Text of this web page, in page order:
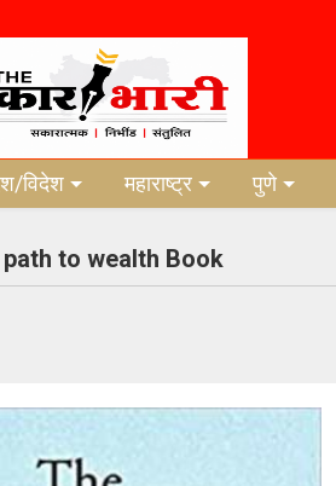
विदेश महाराष्ट्र पुणे
to wealth Book